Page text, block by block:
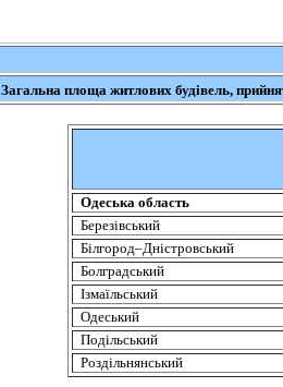
Загальна площа житлових будівель,
Одеська область
Березівський
Білгород–Дністровський
Болградський
Ізмаїльський
Одеський
Подільський
Роздільнянський